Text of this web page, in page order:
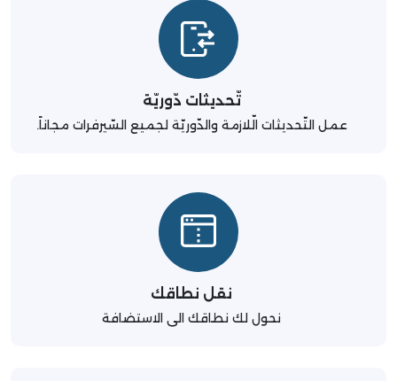
تّحديثات دّوريّة
عمل التّحديثات الّلازمة والدّوريّة لجميع السّيرفرات مجاناً.
نقل نطاقك
نحول لك نطاقك الى الاستضافة